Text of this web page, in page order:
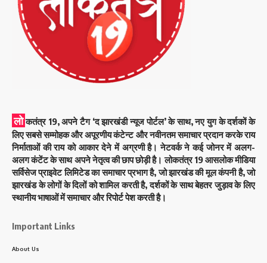
लो कतंत्र 19, अपने टैग ‘द झारखंडी न्यूज पोर्टल’ के साथ, नए युग के दर्शकों के
लिए सबसे सम्मोहक और अपूरणीय कंटेन्ट और नवीनतम समाचार प्रदान करके राय
निर्माताओं की राय को आकार देने में अग्रणी है। नेटवर्क ने कई जोनर में अलग-
अलग कंटेंट के साथ अपने नेतृत्व की छाप छोड़ी है। लोकतंत्र 19 आसलोक मीडिया
सर्विसेज प्राइवेट लिमिटेड का समाचार प्रभाग है, जो झारखंड की मूल कंपनी है, जो
झारखंड के लोगों के दिलों को शामिल करती है, दर्शकों के साथ बेहतर जुड़ाव के लिए
स्थानीय भाषाओं में समाचार और रिपोर्ट पेश करती है।
Important Links
About Us